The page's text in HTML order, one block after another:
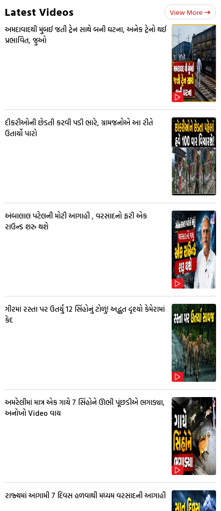
Latest Videos View More
અમદાવાદથી મુંબઈ જતી ટ્રેન સાથે બની ઘટના, અનેક ટ્રેનો થઈ
પ્રભાવિત, જુઓ
દીકરીઓની છેડતી કરવી પડી ભારે, ગ્રામજનોએ આ રીતે
ઉતાર્યો પારો
અંબાલાલ પટેલની મોટી આગાહી , વરસાદનો ફરી એક
રાઉન્ડ શરુ થશે
ગીરમાં રસ્તા પર ઉતર્યું 12 સિંહોનું ટોળું! અદ્ભુત દૃશ્યો કેમેરામાં
કેદ
અમરેલીમાં માત્ર એક ગાયે 7 સિંહોને ઊભી પૂંછડીએ ભગાડ્યા,
અનોખો Video વાય
રાજ્યમાં આગામી 7 દિવસ હળવાથી મધ્યમ વરસાદની આગાહી